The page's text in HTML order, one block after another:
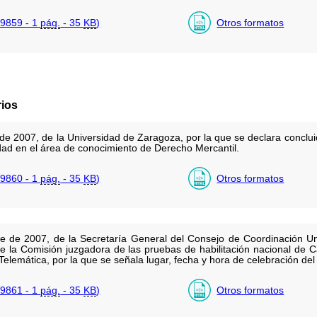
- 1 pág. - 35 KB) Otros formatos
2007, de la Universidad de Zaragoza, por la que se declara
en el área de conocimiento de Derecho Mercantil.
- 1 pág. - 35 KB) Otros formatos
de 2007, de la Secretaría General del Consejo de Coordinación
la Comisión juzgadora de las pruebas de habilitación nacional de
por la que se señala lugar, fecha y hora de celebración
- 1 pág. - 35 KB) Otros formatos